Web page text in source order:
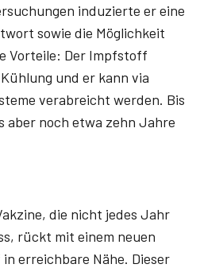
induzierte er eine
sowie die Möglichkeit
Vorteile: Der Impfstoff
und er kann via
verabreicht werden. Bis
noch etwa zehn Jahre
die nicht jedes Jahr
rückt mit einem neuen
erreichbare Nähe. Dieser